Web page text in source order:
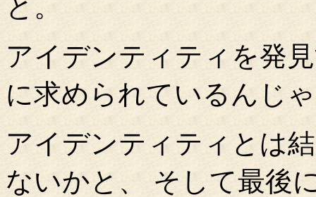
と。
アイデンティティを発
に求められているんじ
アイデンティティとは
ないかと、 そして最後